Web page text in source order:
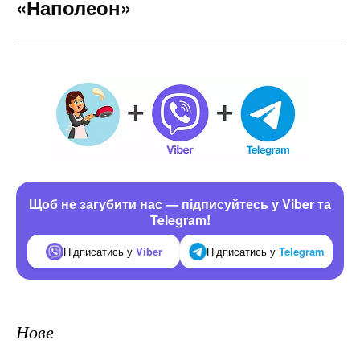
«Наполеон»
Щоб не загубити нас — підписуйтесь у Viber та
Telegram!
Підписатись у Viber Підписатись у Telegram
Нове